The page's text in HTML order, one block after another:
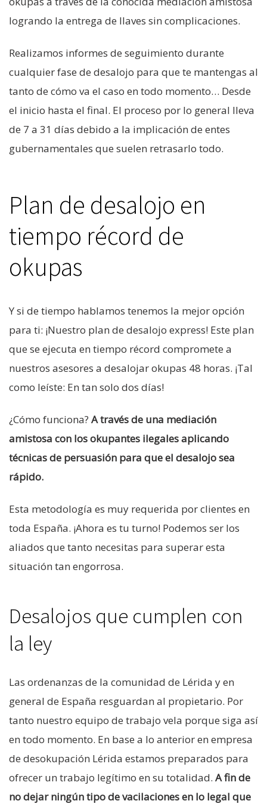
logrando la entrega de llaves sin complicaciones.
Realizamos informes de seguimiento durante
cualquier fase de desalojo para que te mantengas al
tanto de cómo va el caso en todo momento… Desde
el inicio hasta el final. El proceso por lo general lleva
de 7 a 31 días debido a la implicación de entes
gubernamentales que suelen retrasarlo todo.
Plan de desalojo en
tiempo récord de
okupas
Y si de tiempo hablamos tenemos la mejor opción
para ti: ¡Nuestro plan de desalojo express! Este plan
que se ejecuta en tiempo récord compromete a
nuestros asesores a desalojar okupas 48 horas. ¡Tal
como leíste: En tan solo dos días!
¿Cómo funciona? A través de una mediación
amistosa con los okupantes ilegales aplicando
técnicas de persuasión para que el desalojo sea
rápido.
Esta metodología es muy requerida por clientes en
toda España. ¡Ahora es tu turno! Podemos ser los
aliados que tanto necesitas para superar esta
situación tan engorrosa.
Desalojos que cumplen con
la ley
Las ordenanzas de la comunidad de Lérida y en
general de España resguardan al propietario. Por
tanto nuestro equipo de trabajo vela porque siga así
en todo momento. En base a lo anterior en empresa
de desokupación Lérida estamos preparados para
ofrecer un trabajo legítimo en su totalidad. A fin de
no dejar ningún tipo de vacilaciones en lo legal que